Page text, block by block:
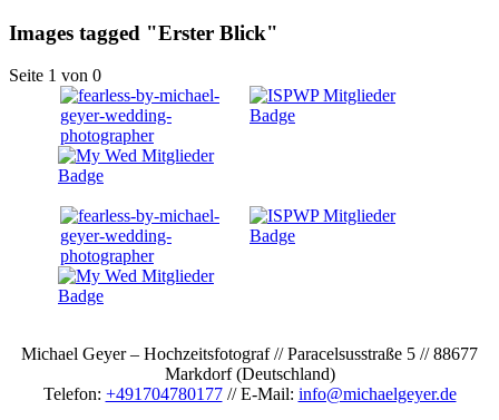
Images tagged "Erster Blick"
Seite 1 von 0
Michael Geyer – Hochzeitsfotograf // Paracelsusstraße 5 // 88677
Markdorf (Deutschland)
Telefon: +491704780177// E-Mail: info@michaelgeyer.de